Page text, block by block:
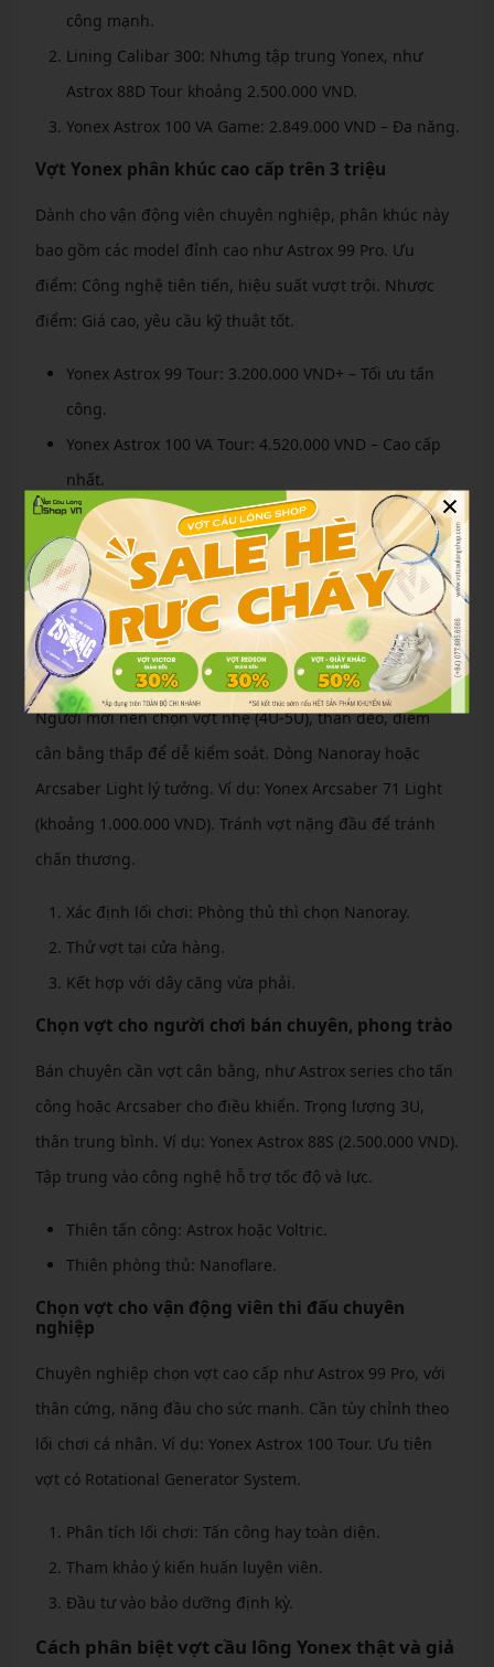
công mạnh.
Lining Calibar 300: Nhưng tập trung Yonex, như
Astrox 88D Tour khoảng 2.500.000 VND.
Yonex Astrox 100 VA Game: 2.849.000 VND – Đa năng.
Vợt Yonex phân khúc cao cấp trên 3 triệu
Dành cho vận động viên chuyên nghiệp, phân khúc này
bao gồm các model đỉnh cao như Astrox 99 Pro. Ưu
điểm: Công nghệ tiên tiến, hiệu suất vượt trội. Nhược
điểm: Giá cao, yêu cầu kỹ thuật tốt.
Yonex Astrox 99 Tour: 3.200.000 VND+ – Tối ưu tấn
công.
Yonex Astrox 100 VA Tour: 4.520.000 VND – Cao cấp
nhất.
Tư vấn chọn vợt Yonex theo trình độ và lối
chơi
Chọn vợt phù hợp giúp nâng cao hiệu suất chơi. Dưới
đây là tư vấn dựa trên trình độ.
Chọn vợt phù hợp cho người mới bắt đầu
Người mới nên chọn vợt nhẹ (4U-5U), thân dẻo, điểm
cân bằng thấp để dễ kiểm soát. Dòng Nanoray hoặc
Arcsaber Light lý tưởng. Ví dụ: Yonex Arcsaber 71 Light
(khoảng 1.000.000 VND). Tránh vợt nặng đầu để tránh
chấn thương.
Xác định lối chơi: Phòng thủ thì chọn Nanoray.
Thử vợt tại cửa hàng.
Kết hợp với dây căng vừa phải.
Chọn vợt cho người chơi bán chuyên, phong trào
Bán chuyên cần vợt cân bằng, như Astrox series cho tấn
công hoặc Arcsaber cho điều khiển. Trọng lượng 3U,
thân trung bình. Ví dụ: Yonex Astrox 88S (2.500.000 VND).
Tập trung vào công nghệ hỗ trợ tốc độ và lực.
Thiên tấn công: Astrox hoặc Voltric.
Thiên phòng thủ: Nanoflare.
Chọn vợt cho vận động viên thi đấu chuyên
nghiệp
Chuyên nghiệp chọn vợt cao cấp như Astrox 99 Pro, với
thân cứng, nặng đầu cho sức mạnh. Cần tùy chỉnh theo
lối chơi cá nhân. Ví dụ: Yonex Astrox 100 Tour. Ưu tiên
vợt có Rotational Generator System.
Phân tích lối chơi: Tấn công hay toàn diện.
Tham khảo ý kiến huấn luyện viên.
Đầu tư vào bảo dưỡng định kỳ.
Cách phân biệt vợt cầu lông Yonex thật và giả
×